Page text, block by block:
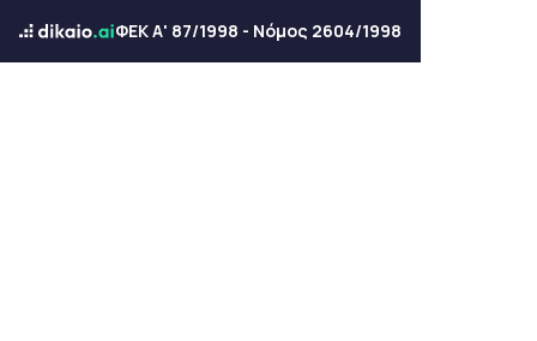
ΦΕΚ Α' 87/1998 - Νόμος 2604/1998